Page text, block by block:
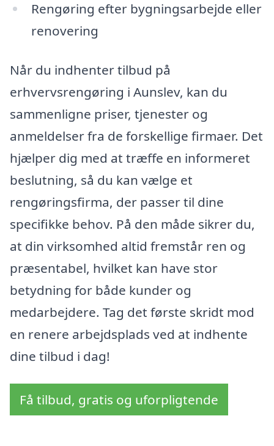
Rengøring efter bygningsarbejde eller
renovering
Når du indhenter tilbud på
erhvervsrengøring i Aunslev, kan du
sammenligne priser, tjenester og
anmeldelser fra de forskellige firmaer. Det
hjælper dig med at træffe en informeret
beslutning, så du kan vælge et
rengøringsfirma, der passer til dine
specifikke behov. På den måde sikrer du,
at din virksomhed altid fremstår ren og
præsentabel, hvilket kan have stor
betydning for både kunder og
medarbejdere. Tag det første skridt mod
en renere arbejdsplads ved at indhente
dine tilbud i dag!
Få tilbud, gratis og uforpligtende